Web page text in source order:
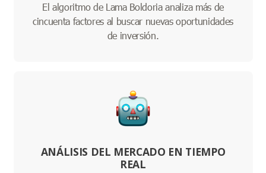
El algoritmo de Lama Boldoria analiza más de
cincuenta factores al buscar nuevas oportunidades
de inversión.
ANÁLISIS DEL MERCADO EN TIEMPO
REAL